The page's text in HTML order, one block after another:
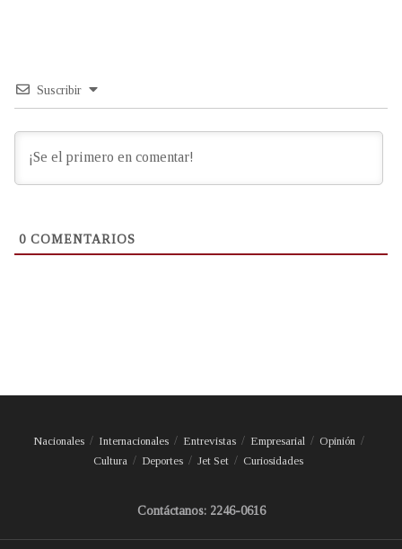
Suscribir
0 COMENTARIOS
Nacionales Internacionales Entrevistas Empresarial
Opinión
Cultura
Deportes Jet Set Curiosidades
Contáctanos: 2246-0616